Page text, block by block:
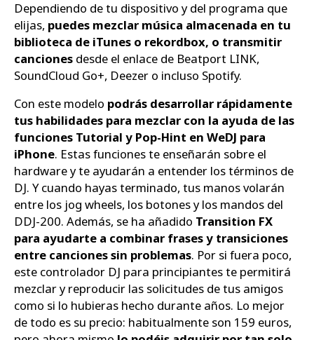
Dependiendo de tu dispositivo y del programa que
elijas, puedes mezclar música almacenada en tu
biblioteca de iTunes o rekordbox, o transmitir
canciones desde el enlace de Beatport LINK,
SoundCloud Go+, Deezer o incluso Spotify.
Con este modelo podrás desarrollar rápidamente
tus habilidades para mezclar con la ayuda de las
funciones Tutorial y Pop-Hint en WeDJ para
iPhone. Estas funciones te enseñarán sobre el
hardware y te ayudarán a entender los términos de
DJ. Y cuando hayas terminado, tus manos volarán
entre los jog wheels, los botones y los mandos del
DDJ-200. Además, se ha añadido Transition FX
para ayudarte a combinar frases y transiciones
entre canciones sin problemas. Por si fuera poco,
este controlador DJ para principiantes te permitirá
mezclar y reproducir las solicitudes de tus amigos
como si lo hubieras hecho durante años. Lo mejor
de todo es su precio: habitualmente son 159 euros,